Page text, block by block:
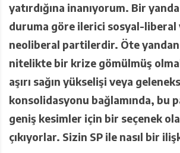
yatırdığına inanıyorum. Bir
duruma göre ilerici sosyal-liberal
neoliberal partilerdir. Öte
nitelikte bir krize gömülmüş
aşırı sağın yükselişi veya
konsolidasyonu bağlamında, bu
geniş kesimler için bir seçenek
çıkıyorlar. Sizin SP ile nasıl bir